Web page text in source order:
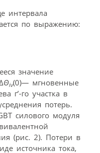
интервала
по выражению:
значение
Θiν(0)— мгновенные
г’-го участка в
потерь.
силового модуля
(рис. 2). Потери в
источника тока,